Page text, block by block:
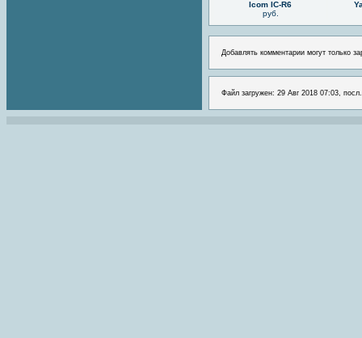
Icom IC-R6
руб.
Добавлять комментарии могут только
Файл загружен: 29 Авг 2018 07:03,